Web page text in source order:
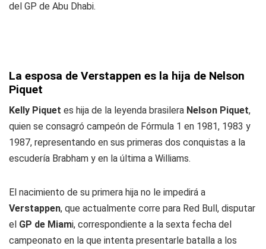
del GP de Abu Dhabi.
La esposa de Verstappen es la hija de Nelson
Piquet
Kelly Piquet es hija de la leyenda brasilera Nelson Piquet,
quien se consagró campeón de Fórmula 1 en 1981, 1983 y
1987, representando en sus primeras dos conquistas a la
escudería Brabham y en la última a Williams.
El nacimiento de su primera hija no le impedirá a
Verstappen, que actualmente corre para Red Bull, disputar
el GP de Miami, correspondiente a la sexta fecha del
campeonato en la que intenta presentarle batalla a los